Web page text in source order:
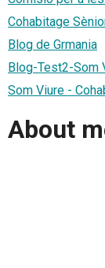
Cohabitage
Blog de Grmania
Blog-Test2-Som
Som Viure -
About